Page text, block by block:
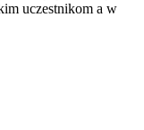
uczestnikom a w